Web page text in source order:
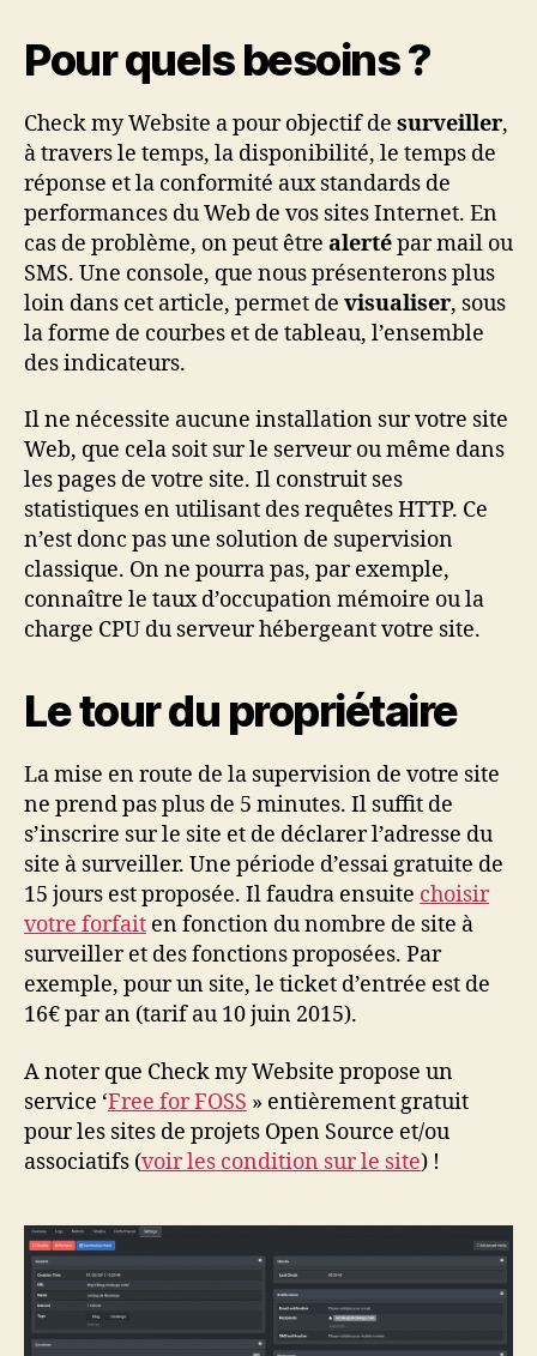
Pour quels besoins ?
Check my Website a pour objectif de surveiller,
à travers le temps, la disponibilité, le temps de
réponse et la conformité aux standards de
performances du Web de vos sites Internet. En
cas de problème, on peut être alertépar mail ou
SMS. Une console, que nous présenterons plus
loin dans cet article, permet de visualiser, sous
la forme de courbes et de tableau, l’ensemble
des indicateurs.
Il ne nécessite aucune installation sur votre site
Web, que cela soit sur le serveur ou même dans
les pages de votre site. Il construit ses
statistiques en utilisant des requêtes HTTP. Ce
n’est donc pas une solution de supervision
classique. On ne pourra pas, par exemple,
connaître le taux d’occupation mémoire ou la
charge CPU du serveur hébergeant votre site.
Le tour du propriétaire
La mise en route de la supervision de votre site
ne prend pas plus de 5 minutes. Il suffit de
s’inscrire sur le site et de déclarer l’adresse du
site à surveiller. Une période d’essai gratuite de
15 jours est proposée. Il faudra ensuite choisir
votre forfait en fonction du nombre de site à
surveiller et des fonctions proposées. Par
exemple, pour un site, le ticket d’entrée est de
16€ par an (tarif au 10 juin 2015).
A noter que Check my Website propose un
service ‘Free for FOSS » entièrement gratuit
pour les sites de projets Open Source et/ou
associatifs (voir les condition sur le site) !